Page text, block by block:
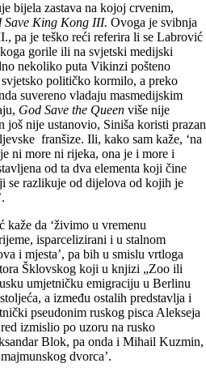
bijela zastava na kojoj crvenim,
Save King Kong III. Ovoga je svibnja
pa je teško reći referira li se Labrović
gorile ili na svjetski medijski
nekoliko puta Vikinzi pošteno
političko kormilo, a preko
suvereno vladaju masmedijskim
God Save the Queen više nije
još nije ustanovio, Siniša koristi prazan
franšize. Ili, kako sam kaže, ‘na
ni more ni rijeka, ona je i more i
od ta dva elementa koji čine
se razlikuje od dijelova od kojih je
da ‘živimo u vremenu
isparcelizirani i u stalnom
i mjesta’, pa bih u smislu vrtloga
Šklovskog koji u knjizi „Zoo ili
umjetničku emigraciju u Berlinu
a između ostalih predstavlja i
pseudonim ruskog pisca Alekseja
izmislio po uzoru na rusko
Blok, pa onda i Mihail Kuzmin,
dvorca’.